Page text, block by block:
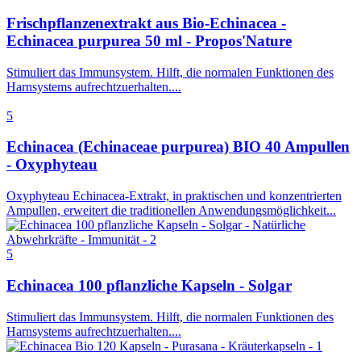
Frischpflanzenextrakt aus Bio-Echinacea -
Echinacea purpurea 50 ml - Propos'Nature
Stimuliert das Immunsystem. Hilft, die normalen Funktionen des
Harnsystems aufrechtzuerhalten....
5
Echinacea (Echinaceae purpurea) BIO 40 Ampullen
- Oxyphyteau
Oxyphyteau Echinacea-Extrakt, in praktischen und konzentrierten
Ampullen, erweitert die traditionellen Anwendungsmöglichkeit...
5
Echinacea 100 pflanzliche Kapseln - Solgar
Stimuliert das Immunsystem. Hilft, die normalen Funktionen des
Harnsystems aufrechtzuerhalten....